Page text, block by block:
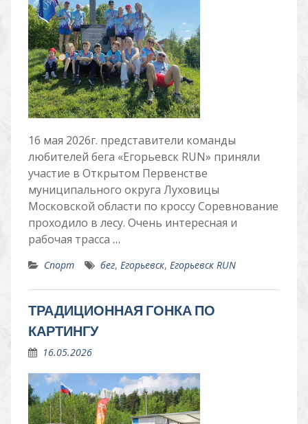
16 мая 2026г. представители команды
любителей бега «Егорьевск RUN» приняли
участие в Открытом Первенстве
муниципального округа Луховицы
Московской области по кроссу Соревнование
проходило в лесу. Очень интересная и
рабочая трасса …
Спорт бег, Егорьевск, Егорьевск RUN
ТРАДИЦИОННАЯ ГОНКА ПО
КАРТИНГУ
16.05.2026